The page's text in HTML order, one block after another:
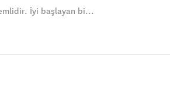
İyi başlayan bi...